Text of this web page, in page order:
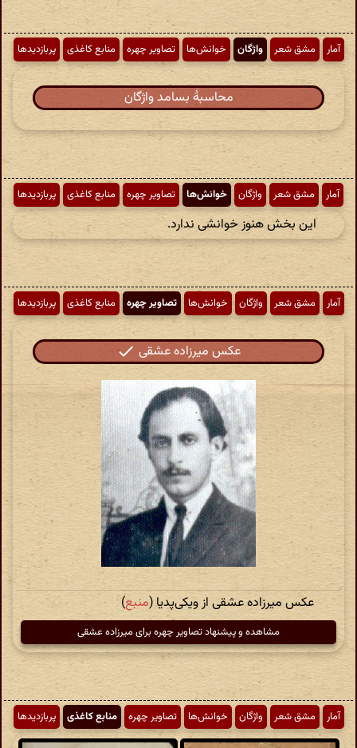
آمار مشق شعر واژگان خوانش‌ها تصاویر چهره منابع کاغذی پربازدیدها
محاسبهٔ بسامد واژگان
آمار مشق شعر واژگان خوانش‌ها تصاویر چهره منابع کاغذی پربازدیدها
این بخش هنوز خوانشی ندارد.
آمار مشق شعر واژگان خوانش‌ها تصاویر چهره منابع کاغذی پربازدیدها
عکس میرزاده عشقی
عکس میرزاده عشقی از ویکی‌پدیا (منبع)
مشاهده و پیشنهاد تصاویر چهره برای میرزاده عشقی
آمار مشق شعر واژگان خوانش‌ها تصاویر چهره منابع کاغذی پربازدیدها